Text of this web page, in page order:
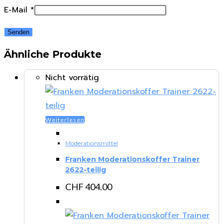
E-Mail *
Ähnliche Produkte
Nicht vorrätig
Weiterlesen
Moderationsmittel
Franken Moderationskoffer Trainer
2622-teilig
CHF404.00